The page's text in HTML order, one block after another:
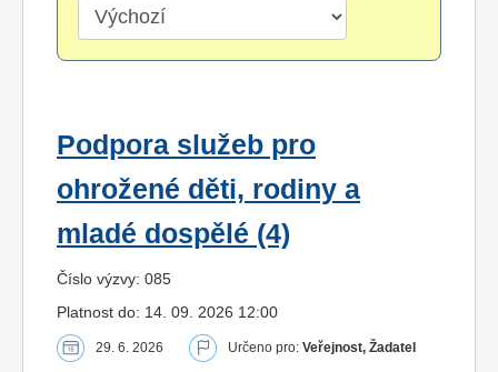
Podpora služeb pro
ohrožené děti, rodiny a
mladé dospělé (4)
Číslo výzvy: 085
Platnost do: 14. 09. 2026 12:00
29. 6. 2026 Určeno pro: Veřejnost, Žadatel